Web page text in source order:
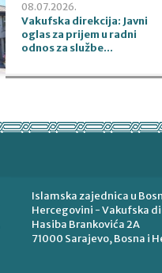
08.07.2026.
Vakufska direkcija: Javni
oglas za prijem u radni
odnos za službe...
Islamska zajednica u
Hercegovini - Vakufska
Hasiba Brankovića 2A
71000 Sarajevo, Bosna i